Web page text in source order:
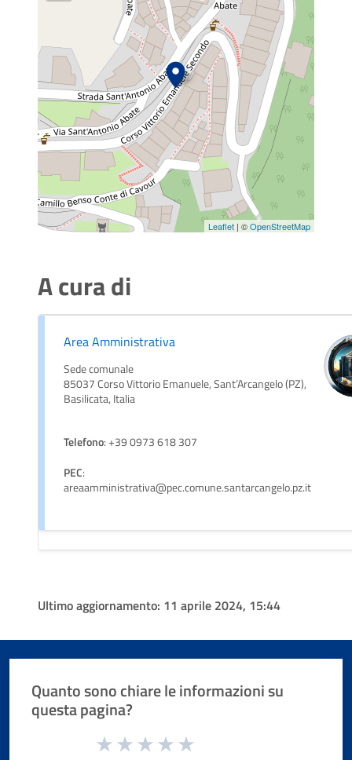
Leaflet | ©OpenStreetMap
A cura di
Area Amministrativa
Sede comunale
85037 Corso Vittorio Emanuele, Sant’Arcangelo (PZ),
Basilicata, Italia
Telefono: +39 0973 618 307
PEC:
areaamministrativa@pec.comune.santarcangelo.pz.it
Ultimo aggiornamento: 11 aprile 2024, 15:44
Quanto sono chiare le informazioni su
questa pagina?
Valuta da 1 a 5 stelle la pagina